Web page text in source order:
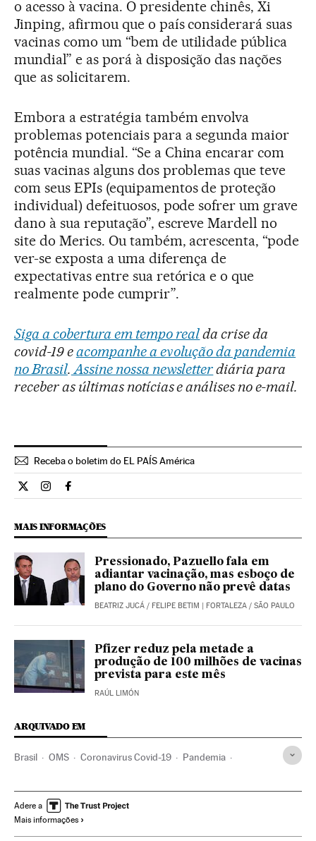
o acesso à vacina. O presidente chinês, Xi
Jinping, afirmou que o país considerará suas
vacinas como um “bem de utilidade pública
mundial” e as porá à disposição das nações
que as solicitarem.
Embora a estratégia também envolva
problemas potenciais para a segunda maior
potência mundial. “Se a China encarar com
suas vacinas alguns dos problemas que teve
com seus EPIs (equipamentos de proteção
individual) defeituosos, pode sofrer um grave
dano à sua reputação”, escreve Mardell no
site do Merics. Ou também, acrescenta, “pode
ver-se exposta a uma diferença de
expectativas entre sua retórica e o que
realmente pode cumprir”.
Siga a cobertura em tempo realda crise da
covid-19 eacompanhe a evolução da pandemia
no Brasil. Assine nossa newsletterdiária para
receber as últimas notícias e análises no e-mail.
Receba o boletim do EL PAÍS América
Internacional El País Brasil en Twitter
Internacional El País Brasil en Instagram
Internacional El País Brasil en Facebook
MAIS INFORMAÇÕES
Pressionado, Pazuello fala em
adiantar vacinação, mas esboço de
plano do Governo não prevê datas
BEATRIZ JUCÁ / FELIPE BETIM | FORTALEZA / SÃO PAULO
Pfizer reduz pela metade a
produção de 100 milhões de vacinas
prevista para este mês
RAÚL LIMÓN
ARQUIVADO EM
Brasil OMS Coronavirus Covid-19 Pandemia
Ministério Saúde Vacinas
Adere a
Mais informações